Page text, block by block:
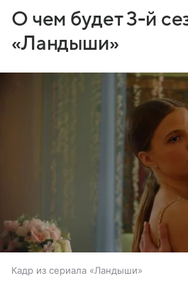
О чем будет 3-й
«Ландыши»
Кадр из сериала «Ландыши»